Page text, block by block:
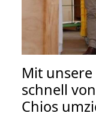
Mit
schnell
Chios